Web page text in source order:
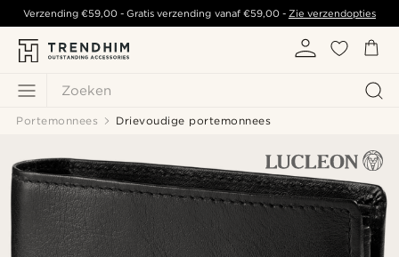
Zoeken
Verzending€59,00 - Gratis verzending vanaf €59,00- Zie verzendopties
Portemonnees Drievoudige portemonnees